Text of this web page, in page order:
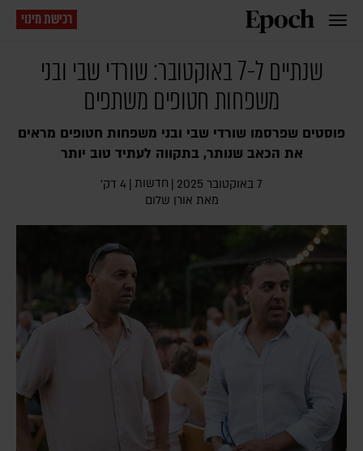
רכישת מינוי
שנתיים ל-7 באוקטובר: שורדי שבי ובני
משפחות חטופים משתפים
פוסטים שפרסמו שורדי שבי ובני משפחות חטופים מראים
את הכאב שנותר, בתקווה לעתיד טוב יותר
7 באוקטובר 2025 | חדשות | 4 דק׳
מאת אורן שלום